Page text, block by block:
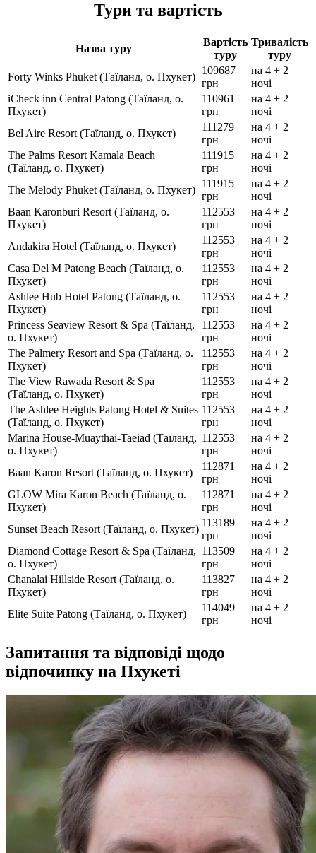
Тури та вартість
Назва туру
Вартість
туру
Тривалість
туру
Forty Winks Phuket (Таїланд, о. Пхукет)
109687
грн
на 4 + 2
ночі
iCheck inn Central Patong (Таїланд, о.
Пхукет)
110961
грн
на 4 + 2
ночі
Bel Aire Resort (Таїланд, о. Пхукет)
111279
грн
на 4 + 2
ночі
The Palms Resort Kamala Beach
(Таїланд, о. Пхукет)
111915
грн
на 4 + 2
ночі
The Melody Phuket (Таїланд, о. Пхукет)
111915
грн
на 4 + 2
ночі
Baan Karonburi Resort (Таїланд, о.
Пхукет)
112553
грн
на 4 + 2
ночі
Andakira Hotel (Таїланд, о. Пхукет)
112553
грн
на 4 + 2
ночі
Casa Del M Patong Beach (Таїланд, о.
Пхукет)
112553
грн
на 4 + 2
ночі
Ashlee Hub Hotel Patong (Таїланд, о.
Пхукет)
112553
грн
на 4 + 2
ночі
Princess Seaview Resort & Spa (Таїланд,
о. Пхукет)
112553
грн
на 4 + 2
ночі
The Palmery Resort and Spa (Таїланд, о.
Пхукет)
112553
грн
на 4 + 2
ночі
The View Rawada Resort & Spa
(Таїланд, о. Пхукет)
112553
грн
на 4 + 2
ночі
The Ashlee Heights Patong Hotel & Suites
(Таїланд, о. Пхукет)
112553
грн
на 4 + 2
ночі
Marina House-Muaythai-Taeiad (Таїланд,
о. Пхукет)
112553
грн
на 4 + 2
ночі
Baan Karon Resort (Таїланд, о. Пхукет)
112871
грн
на 4 + 2
ночі
GLOW Mira Karon Beach (Таїланд, о.
Пхукет)
112871
грн
на 4 + 2
ночі
Sunset Beach Resort (Таїланд, о. Пхукет)
113189
грн
на 4 + 2
ночі
Diamond Cottage Resort & Spa (Таїланд,
о. Пхукет)
113509
грн
на 4 + 2
ночі
Chanalai Hillside Resort (Таїланд, о.
Пхукет)
113827
грн
на 4 + 2
ночі
Elite Suite Patong (Таїланд, о. Пхукет)
114049
грн
на 4 + 2
ночі
Запитання та відповіді щодо
відпочинку на Пхукеті